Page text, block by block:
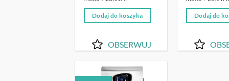
10
060,00 zł.
9
054,00 zł.
Dodaj do koszyka
OBSERWUJ
17
920,00 zł.
Dodaj do